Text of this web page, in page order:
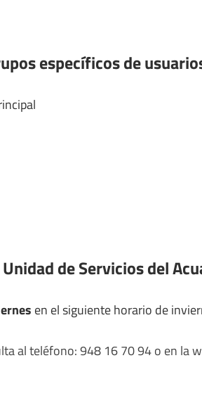
específicos de
de Servicios del
en el siguiente horario de
al teléfono: 948 16 70 94 o en la